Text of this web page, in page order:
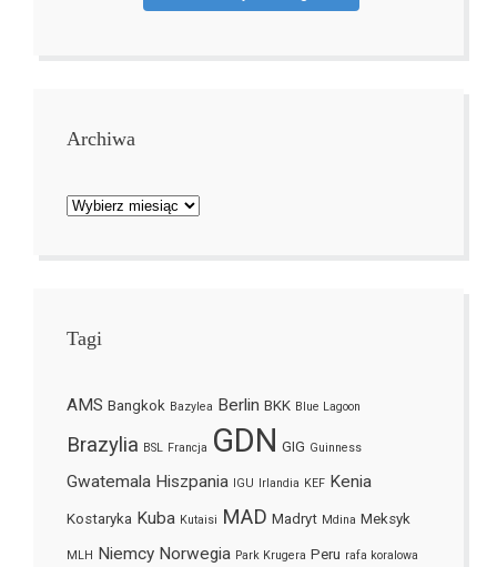
Archiwa
Archiwa
Tagi
AMS Bangkok Bazylea Berlin BKK Blue Lagoon
Brazylia BSL Francja GDN GIG Guinness
Gwatemala Hiszpania IGU Irlandia KEF Kenia
Kostaryka Kuba Kutaisi MAD Madryt Mdina Meksyk
MLH Niemcy Norwegia Park Krugera Peru rafa koralowa